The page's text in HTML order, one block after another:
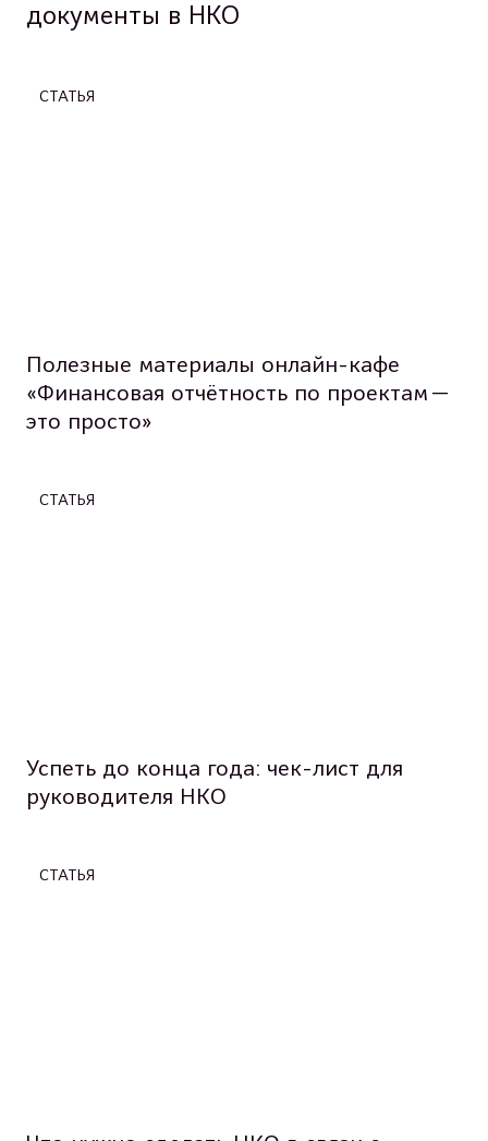
документы в НКО
СТАТЬЯ
Полезные материалы онлайн-кафе
«Финансовая отчётность по проектам —
это просто»
СТАТЬЯ
Успеть до конца года: чек-лист для
руководителя НКО
СТАТЬЯ